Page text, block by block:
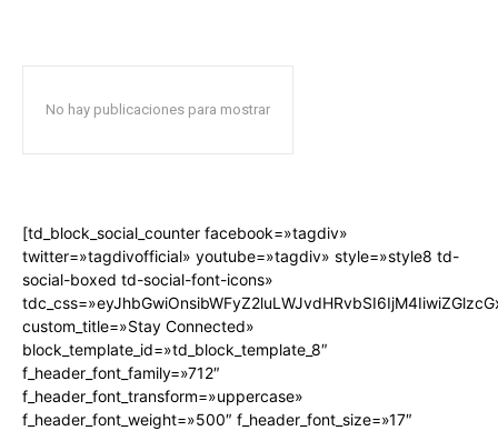
No hay publicaciones para mostrar
[td_block_social_counter facebook=»tagdiv»
twitter=»tagdivofficial» youtube=»tagdiv» style=»style8 td-
social-boxed td-social-font-icons»
custom_title=»Stay Connected»
block_template_id=»td_block_template_8″
f_header_font_family=»712″
f_header_font_transform=»uppercase»
f_header_font_weight=»500″ f_header_font_size=»17″